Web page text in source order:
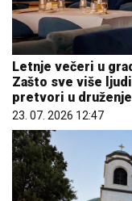
Letnje večeri u
Zašto sve više
pretvori u druženje
23. 07. 2026 12:47